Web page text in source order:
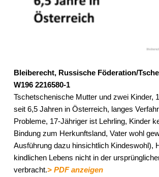
Bleiberecht, Russische Föderation/
W196 2216580-1
Tschetschenische Mutter und zwei Kinder,
seit 6,5 Jahren in Österreich, langes
Probleme, 17-Jähriger ist Lehrling, Kinder
Bindung zum Herkunftsland, Vater wohl
Ausführung dazu hinsichtlich Kindeswohl),
kindlichen Lebens nicht in der
verbracht.> PDF anzeigen